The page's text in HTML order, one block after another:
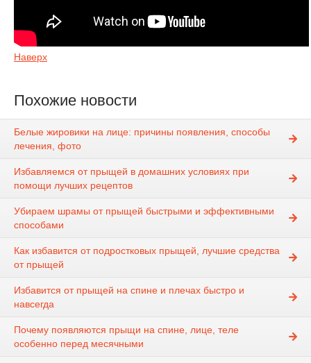
Наверх
Похожие новости
Белые жировики на лице: причины появления, способы
лечения, фото
Избавляемся от прыщей в домашних условиях при
помощи лучших рецептов
Убираем шрамы от прыщей быстрыми и эффективными
способами
Как избавится от подростковых прыщей, лучшие средства
от прыщей
Избавится от прыщей на спине и плечах быстро и
навсегда
Почему появляются прыщи на спине, лице, теле
особенно перед месячными